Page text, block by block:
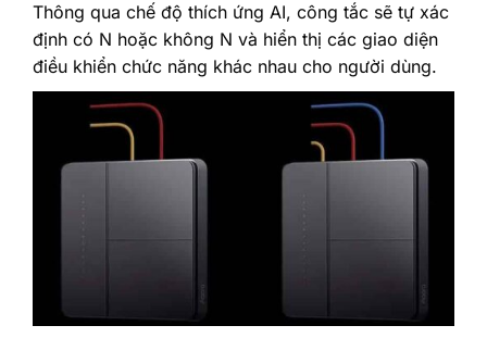
Thông qua chế độ thích ứng AI, công tắc sẽ tự xác
định có N hoặc không N và hiển thị các giao diện
điều khiển chức năng khác nhau cho người dùng.